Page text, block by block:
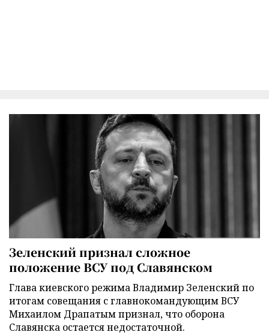
Зеленский признал сложное
положение ВСУ под Славянском
Глава киевского режима Владимир Зеленский по
итогам совещания с главнокомандующим ВСУ
Михаилом Драпатым признал, что оборона
Славянска остается недостаточной.